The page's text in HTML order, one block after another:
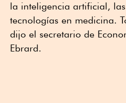
la inteligencia artificial,
tecnologías en medicina.
dijo el secretario de
Ebrard.